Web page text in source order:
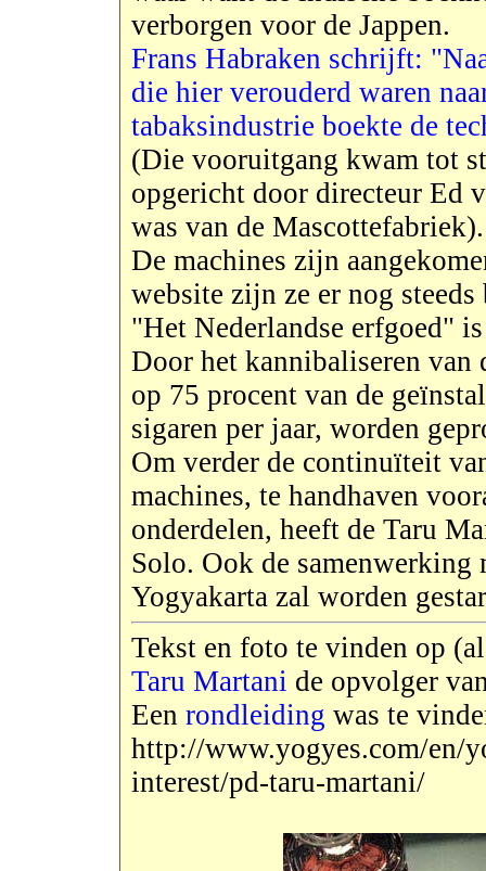
verborgen voor de Jappen.
Frans Habraken schrijft:
die hier verouderd waren
tabaksindustrie boekte de
(Die vooruitgang kwam tot
opgericht door directeur Ed
was van de Mascottefabriek).
De machines zijn
website zijn ze er nog
"Het Nederlandse erfgoed"
Door het kannibaliseren van
op 75 procent van de
sigaren per jaar, worden
Om verder de continuïteit
machines, te handhaven
onderdelen, heeft de Taru
Solo. Ook de samenwerking
Yogyakarta zal worden
Tekst en foto te vinden op
Taru Martani de opvolger
Een rondleiding was te
http://www.yogyes.com/en/
interest/pd-taru-martani/